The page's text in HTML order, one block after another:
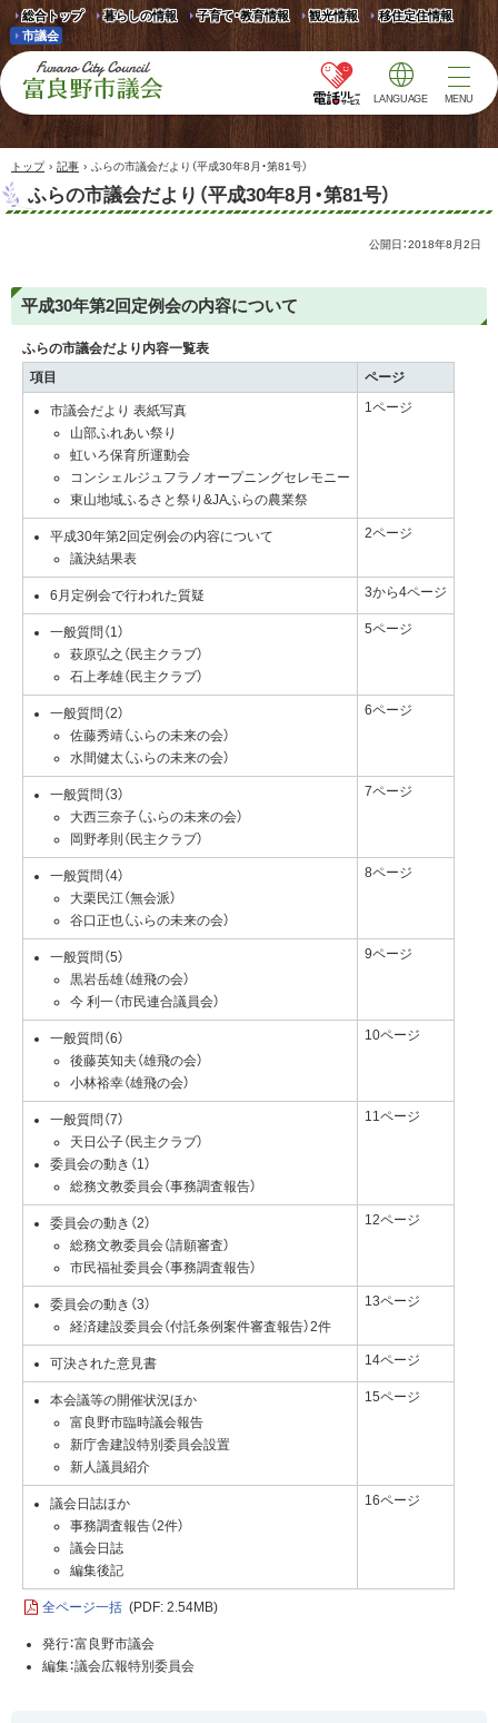
総合トップ 暮らしの情報 子育て・教育情報 観光情報
移住定住情報
市議会
富良野市議会 Furano
City Council
LANGUAGE MENU
トップ › 記事 › ふらの市議会だより（平成30年8月・第81号）
ふらの市議会だより（平成30年8月・第81号）
公開日：2018年8月2日
平成30年第2回定例会の内容について
ふらの市議会だより内容一覧表
項目
ページ
市議会だより 表紙写真
山部ふれあい祭り
虹いろ保育所運動会
コンシェルジュフラノオープニングセレモニー
東山地域ふるさと祭り&JAふらの農業祭
1ページ
平成30年第2回定例会の内容について
議決結果表
2ページ
6月定例会で行われた質疑 3から4ページ
一般質問（1）
萩原弘之（民主クラブ）
石上孝雄（民主クラブ）
5ページ
一般質問（2）
佐藤秀靖（ふらの未来の会）
水間健太（ふらの未来の会）
6ページ
一般質問（3）
大西三奈子（ふらの未来の会）
岡野孝則（民主クラブ）
7ページ
一般質問（4）
大栗民江（無会派）
谷口正也（ふらの未来の会）
8ページ
一般質問（5）
黒岩岳雄（雄飛の会）
今 利一（市民連合議員会）
9ページ
一般質問（6）
後藤英知夫（雄飛の会）
小林裕幸（雄飛の会）
10ページ
一般質問（7）
天日公子（民主クラブ）
委員会の動き（1）
総務文教委員会（事務調査報告）
11ページ
委員会の動き（2）
総務文教委員会（請願審査）
市民福祉委員会（事務調査報告）
12ページ
委員会の動き（3）
経済建設委員会（付託条例案件審査報告）2件
13ページ
可決された意見書 14ページ
本会議等の開催状況ほか
富良野市臨時議会報告
新庁舎建設特別委員会設置
新人議員紹介
15ページ
議会日誌ほか
事務調査報告（2件）
議会日誌
編集後記
16ページ
全ページ一括 (PDF: 2.54MB)
発行：富良野市議会
編集：議会広報特別委員会